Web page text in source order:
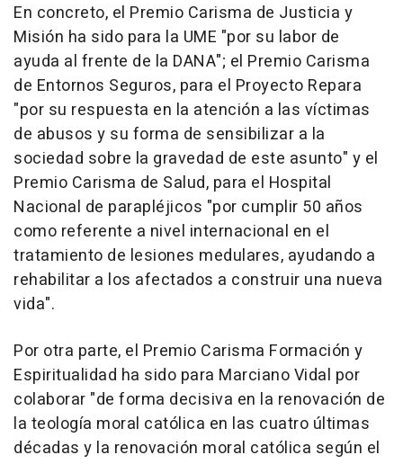
En concreto, el Premio Carisma de Justicia y
Misión ha sido para la UME "por su labor de
ayuda al frente de la DANA"; el Premio Carisma
de Entornos Seguros, para el Proyecto Repara
"por su respuesta en la atención a las víctimas
de abusos y su forma de sensibilizar a la
sociedad sobre la gravedad de este asunto" y el
Premio Carisma de Salud, para el Hospital
Nacional de parapléjicos "por cumplir 50 años
como referente a nivel internacional en el
tratamiento de lesiones medulares, ayudando a
rehabilitar a los afectados a construir una nueva
vida".
Por otra parte, el Premio Carisma Formación y
Espiritualidad ha sido para Marciano Vidal por
colaborar "de forma decisiva en la renovación de
la teología moral católica en las cuatro últimas
décadas y la renovación moral católica según el